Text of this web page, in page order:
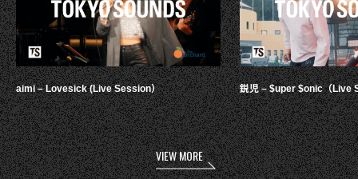
aimi – Lovesick (Live Session） 鋭児 – $uper $onic（Live
VIEW MORE